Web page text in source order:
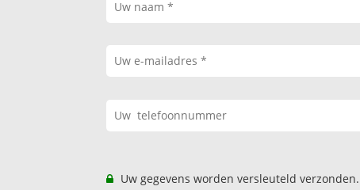
Uw gegevens worden versleuteld verzonden.